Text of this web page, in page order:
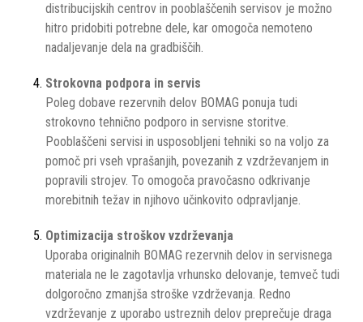
distribucijskih centrov in pooblaščenih servisov je možno
hitro pridobiti potrebne dele, kar omogoča nemoteno
nadaljevanje dela na gradbiščih.
Strokovna podpora in servis
Poleg dobave rezervnih delov BOMAG ponuja tudi
strokovno tehnično podporo in servisne storitve.
Pooblaščeni servisi in usposobljeni tehniki so na voljo za
pomoč pri vseh vprašanjih, povezanih z vzdrževanjem in
popravili strojev. To omogoča pravočasno odkrivanje
morebitnih težav in njihovo učinkovito odpravljanje.
Optimizacija stroškov vzdrževanja
Uporaba originalnih BOMAG rezervnih delov in servisnega
materiala ne le zagotavlja vrhunsko delovanje, temveč tudi
dolgoročno zmanjša stroške vzdrževanja. Redno
vzdrževanje z uporabo ustreznih delov preprečuje draga